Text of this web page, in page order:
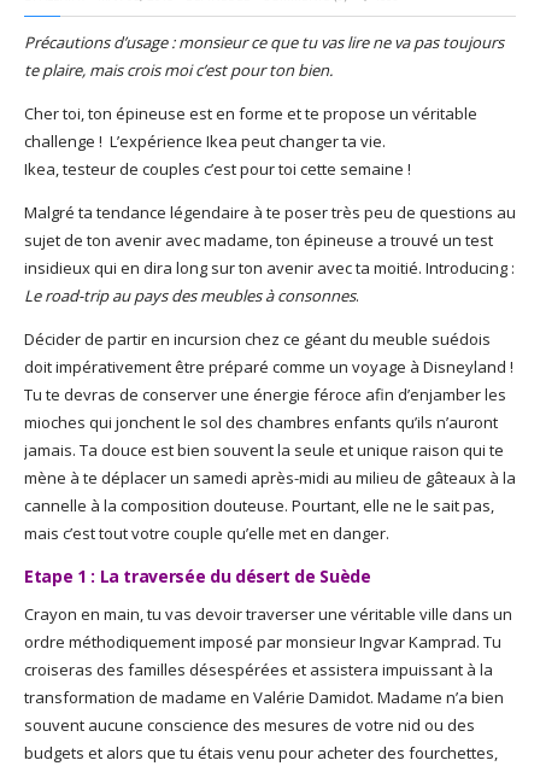
Mar 16, 2017 |Joyeux
anniversaire Lara Croft !
Mar 10, 2017 |TGIF – Thank
God It’s Friday | Journée de
la Femme
Kids s’offre un clip très
esthétique pour leur
nouveau single
Mar 02, 2017 |Sacré nom
d’une pipe !
Précautions d’usage : monsieur ce que tu vas lire ne va pas toujours
te plaire, mais crois moi c’est pour ton bien.
Cher toi, ton épineuse est en forme et te propose un véritable
challenge ! L’expérience Ikea peut changer ta vie.
Ikea, testeur de couples c’est pour toi cette semaine !
Malgré ta tendance légendaire à te poser très peu de questions au
sujet de ton avenir avec madame, ton épineuse a trouvé un test
insidieux qui en dira long sur ton avenir avec ta moitié. Introducing :
Le road-trip au pays des meubles à consonnes.
Décider de partir en incursion chez ce géant du meuble suédois
doit impérativement être préparé comme un voyage à Disneyland !
Tu te devras de conserver une énergie féroce afin d’enjamber les
mioches qui jonchent le sol des chambres enfants qu’ils n’auront
jamais. Ta douce est bien souvent la seule et unique raison qui te
mène à te déplacer un samedi après-midi au milieu de gâteaux à la
cannelle à la composition douteuse. Pourtant, elle ne le sait pas,
mais c’est tout votre couple qu’elle met en danger.
Etape 1 : La traversée du désert de Suède
Crayon en main, tu vas devoir traverser une véritable ville dans un
ordre méthodiquement imposé par monsieur Ingvar Kamprad. Tu
croiseras des familles désespérées et assistera impuissant à la
transformation de madame en Valérie Damidot. Madame n’a bien
souvent aucune conscience des mesures de votre nid ou des
budgets et alors que tu étais venu pour acheter des fourchettes,